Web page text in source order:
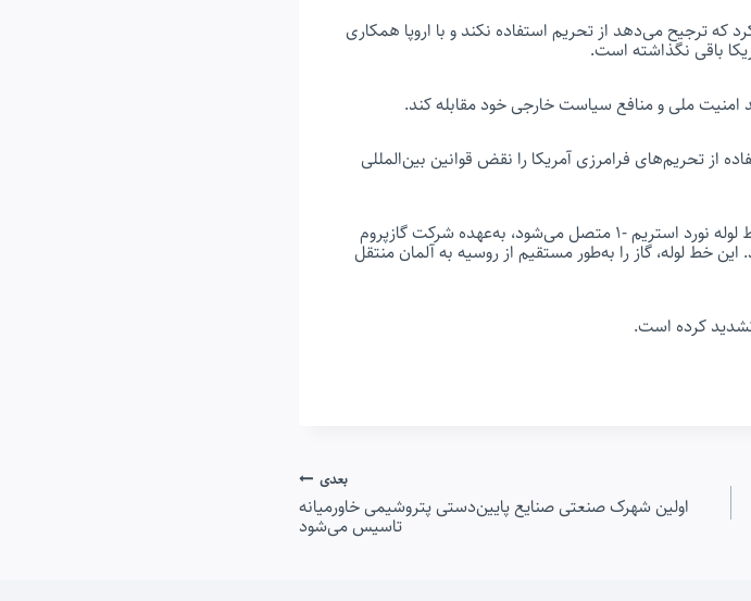
که ترجیح می‌دهد از تحریم استفاده نکند و با اروپا همکاری
باقی نگذاشته است.
امنیت ملی و منافع سیاست خارجی خود مقابله کند.
از تحریم‌های فرامرزی آمریکا را نقض قوانین بین‌المللی
طراحی و اجرای پروژه خط لوله گاز نورد استریم -۲ که به خط لوله نورد استریم -۱ متصل می‌شود، به‌عهده شرکت گازپروم
اوایل سال ۲۰۲۱ راه‌اندازی شود. این خط لوله، گاز را به‌طور مستقیم از روسیه به آلمان منتقل
تشدید کرده است.
بعدی
اولین شهرک صنعتی صنایع پایین‌دستی پتروشیمی خاورمیانه
تاسیس می‌شود